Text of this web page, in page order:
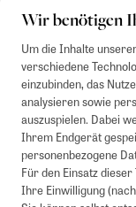
Wir benötigen
Um die Inhalte
verschiedene
einzubinden, das
analysieren sowie
auszuspielen. Dabei
Ihrem Endgerät
personenbezogene
Für den Einsatz
Ihre Einwilligung (nach